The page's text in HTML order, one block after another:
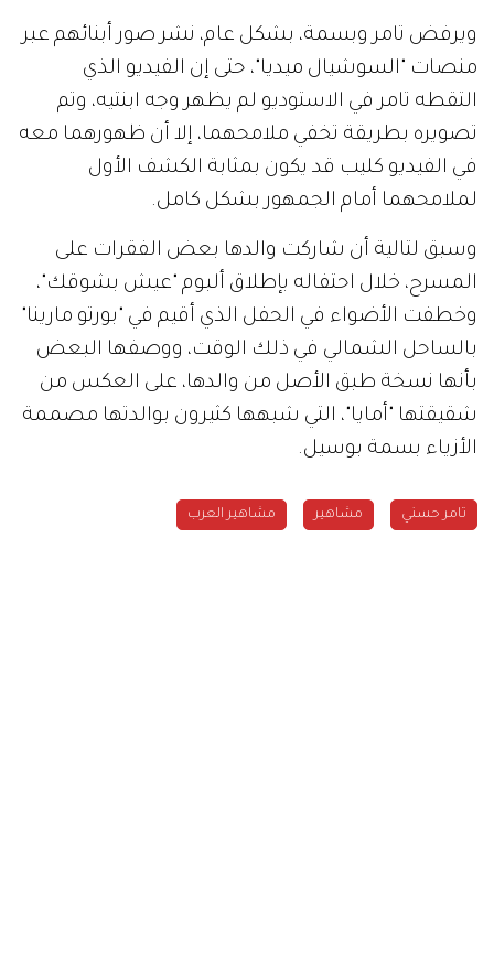
ويرفض تامر وبسمة، بشكل عام، نشر صور أبنائهم عبر
منصات "السوشيال ميديا"، حتى إن الفيديو الذي
التقطه تامر في الاستوديو لم يظهر وجه ابنتيه، وتم
تصويره بطريقة تخفي ملامحهما، إلا أن ظهورهما معه
في الفيديو كليب قد يكون بمثابة الكشف الأول
لملامحهما أمام الجمهور بشكل كامل.
وسبق لتالية أن شاركت والدها بعض الفقرات على
المسرح، خلال احتفاله بإطلاق ألبوم "عيش بشوقك"،
وخطفت الأضواء في الحفل الذي أقيم في "بورتو مارينا"
بالساحل الشمالي في ذلك الوقت، ووصفها البعض
بأنها نسخة طبق الأصل من والدها، على العكس من
شقيقتها "أمايا"، التي شبهها كثيرون بوالدتها مصممة
الأزياء بسمة بوسيل.
تامر حسني مشاهير مشاهير العرب